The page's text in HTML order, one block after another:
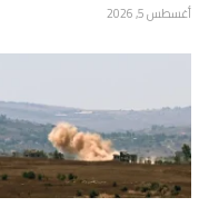
أغسطس 5, 2026